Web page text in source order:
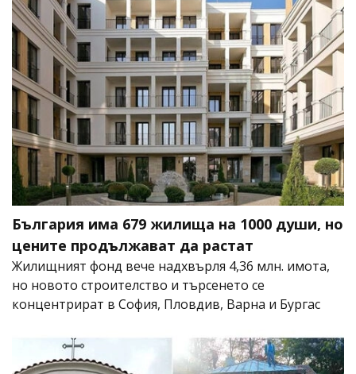
България има 679 жилища на 1000 души, но
цените продължават да растат
Жилищният фонд вече надхвърля 4,36 млн. имота,
но новото строителство и търсенето се
концентрират в София, Пловдив, Варна и Бургас